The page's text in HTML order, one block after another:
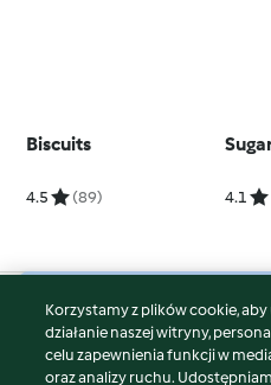
Biscuits
4.5 (89) 4.1
© Copyright 2026
Warunki korzystania
Korzystamy z plików cookie,
działanie naszej witryny,
celu zapewnienia funkcji w
oraz analizy ruchu.